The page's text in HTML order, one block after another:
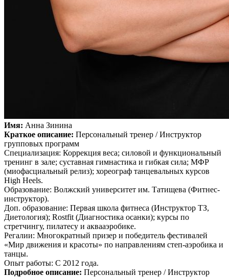
Имя: Анна Зинина
Краткое описание: Персональный тренер / Инструктор
групповых программ
Специализация: Коррекция веса; силовой и функциональный
тренинг в зале; суставная гимнастика и гибкая сила; МФР
(миофасциальный релиз); хореограф танцевальных курсов
High Heels.
Образование: Волжский университет им. Татищева (Фитнес-
инструктор).
Доп. образование: Первая школа фитнеса (Инструктор ТЗ,
Диетология); Rostfit (Диагностика осанки); курсы по
стретчингу, пилатесу и аквааэробике.
Регалии: Многократный призер и победитель фестивалей
«Мир движения и красоты» по направлениям степ-аэробика и
танцы.
Опыт работы: С 2012 года.
Подробное описание: Персональный тренер / Инструктор